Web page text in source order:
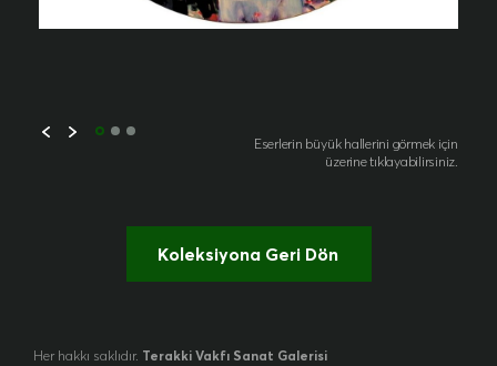
Eserlerin büyük hallerini görmek için
üzerine tıklayabilirsiniz.
Koleksiyona Geri Dön
Her hakkı saklıdır. Terakki Vakfı Sanat Galerisi